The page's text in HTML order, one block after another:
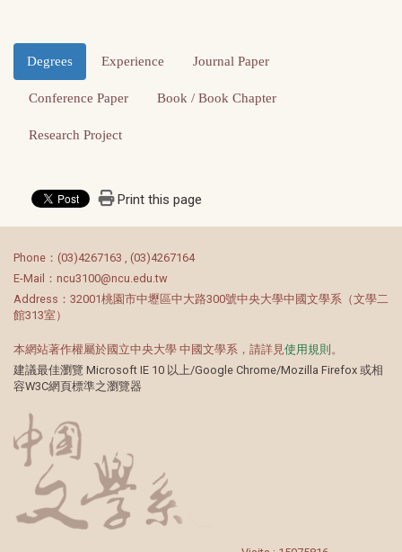
Degrees Experience Journal Paper
Conference Paper Book / Book Chapter
Research Project
Print this page
Phone：(03)4267163 , (03)4267164
E-Mail：ncu3100@ncu.edu.tw
Address：32001桃園市中壢區中大路300號中央大學中國文學系（文學二
館313室）
本網站著作權屬於國立中央大學 中國文學系，請詳見 使用規則 。
建議最佳瀏覽 Microsoft IE 10 以上/Google Chrome/Mozilla Firefox 或相
容W3C網頁標準之瀏覽器